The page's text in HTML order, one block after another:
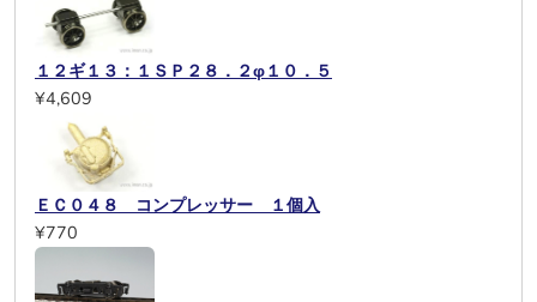
１２ギ１３：１ＳＰ２８．２φ１０．５
¥4,609
ＥＣ０４８ コンプレッサー １個入
¥770